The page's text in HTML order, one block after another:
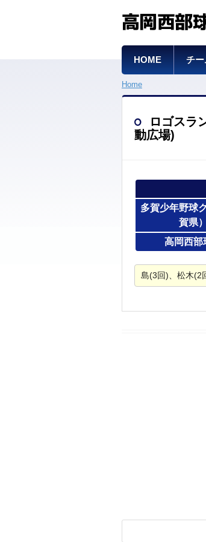
高岡西部
HOME チー
Home
ロゴスラ
動広場)
多賀少年野球
賀県）
高岡西部
島(3回)、松木